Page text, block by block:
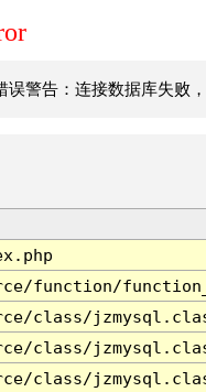
误警告：连接数据库失败
function/
class/
class/
class/